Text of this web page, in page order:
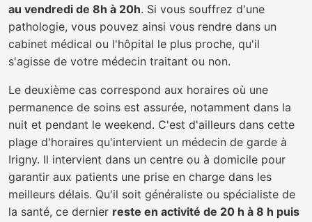
au vendredi de 8h à 20h. Si vous souffrez d'une
pathologie, vous pouvez ainsi vous rendre dans un
cabinet médical ou l'hôpital le plus proche, qu'il
s'agisse de votre médecin traitant ou non.
Le deuxième cas correspond aux horaires où une
permanence de soins est assurée, notamment dans la
nuit et pendant le weekend. C'est d'ailleurs dans cette
plage d'horaires qu'intervient un médecin de garde à
Irigny. Il intervient dans un centre ou à domicile pour
garantir aux patients une prise en charge dans les
meilleurs délais. Qu'il soit généraliste ou spécialiste de
la santé, ce dernier reste en activité de 20 h à 8 h puis